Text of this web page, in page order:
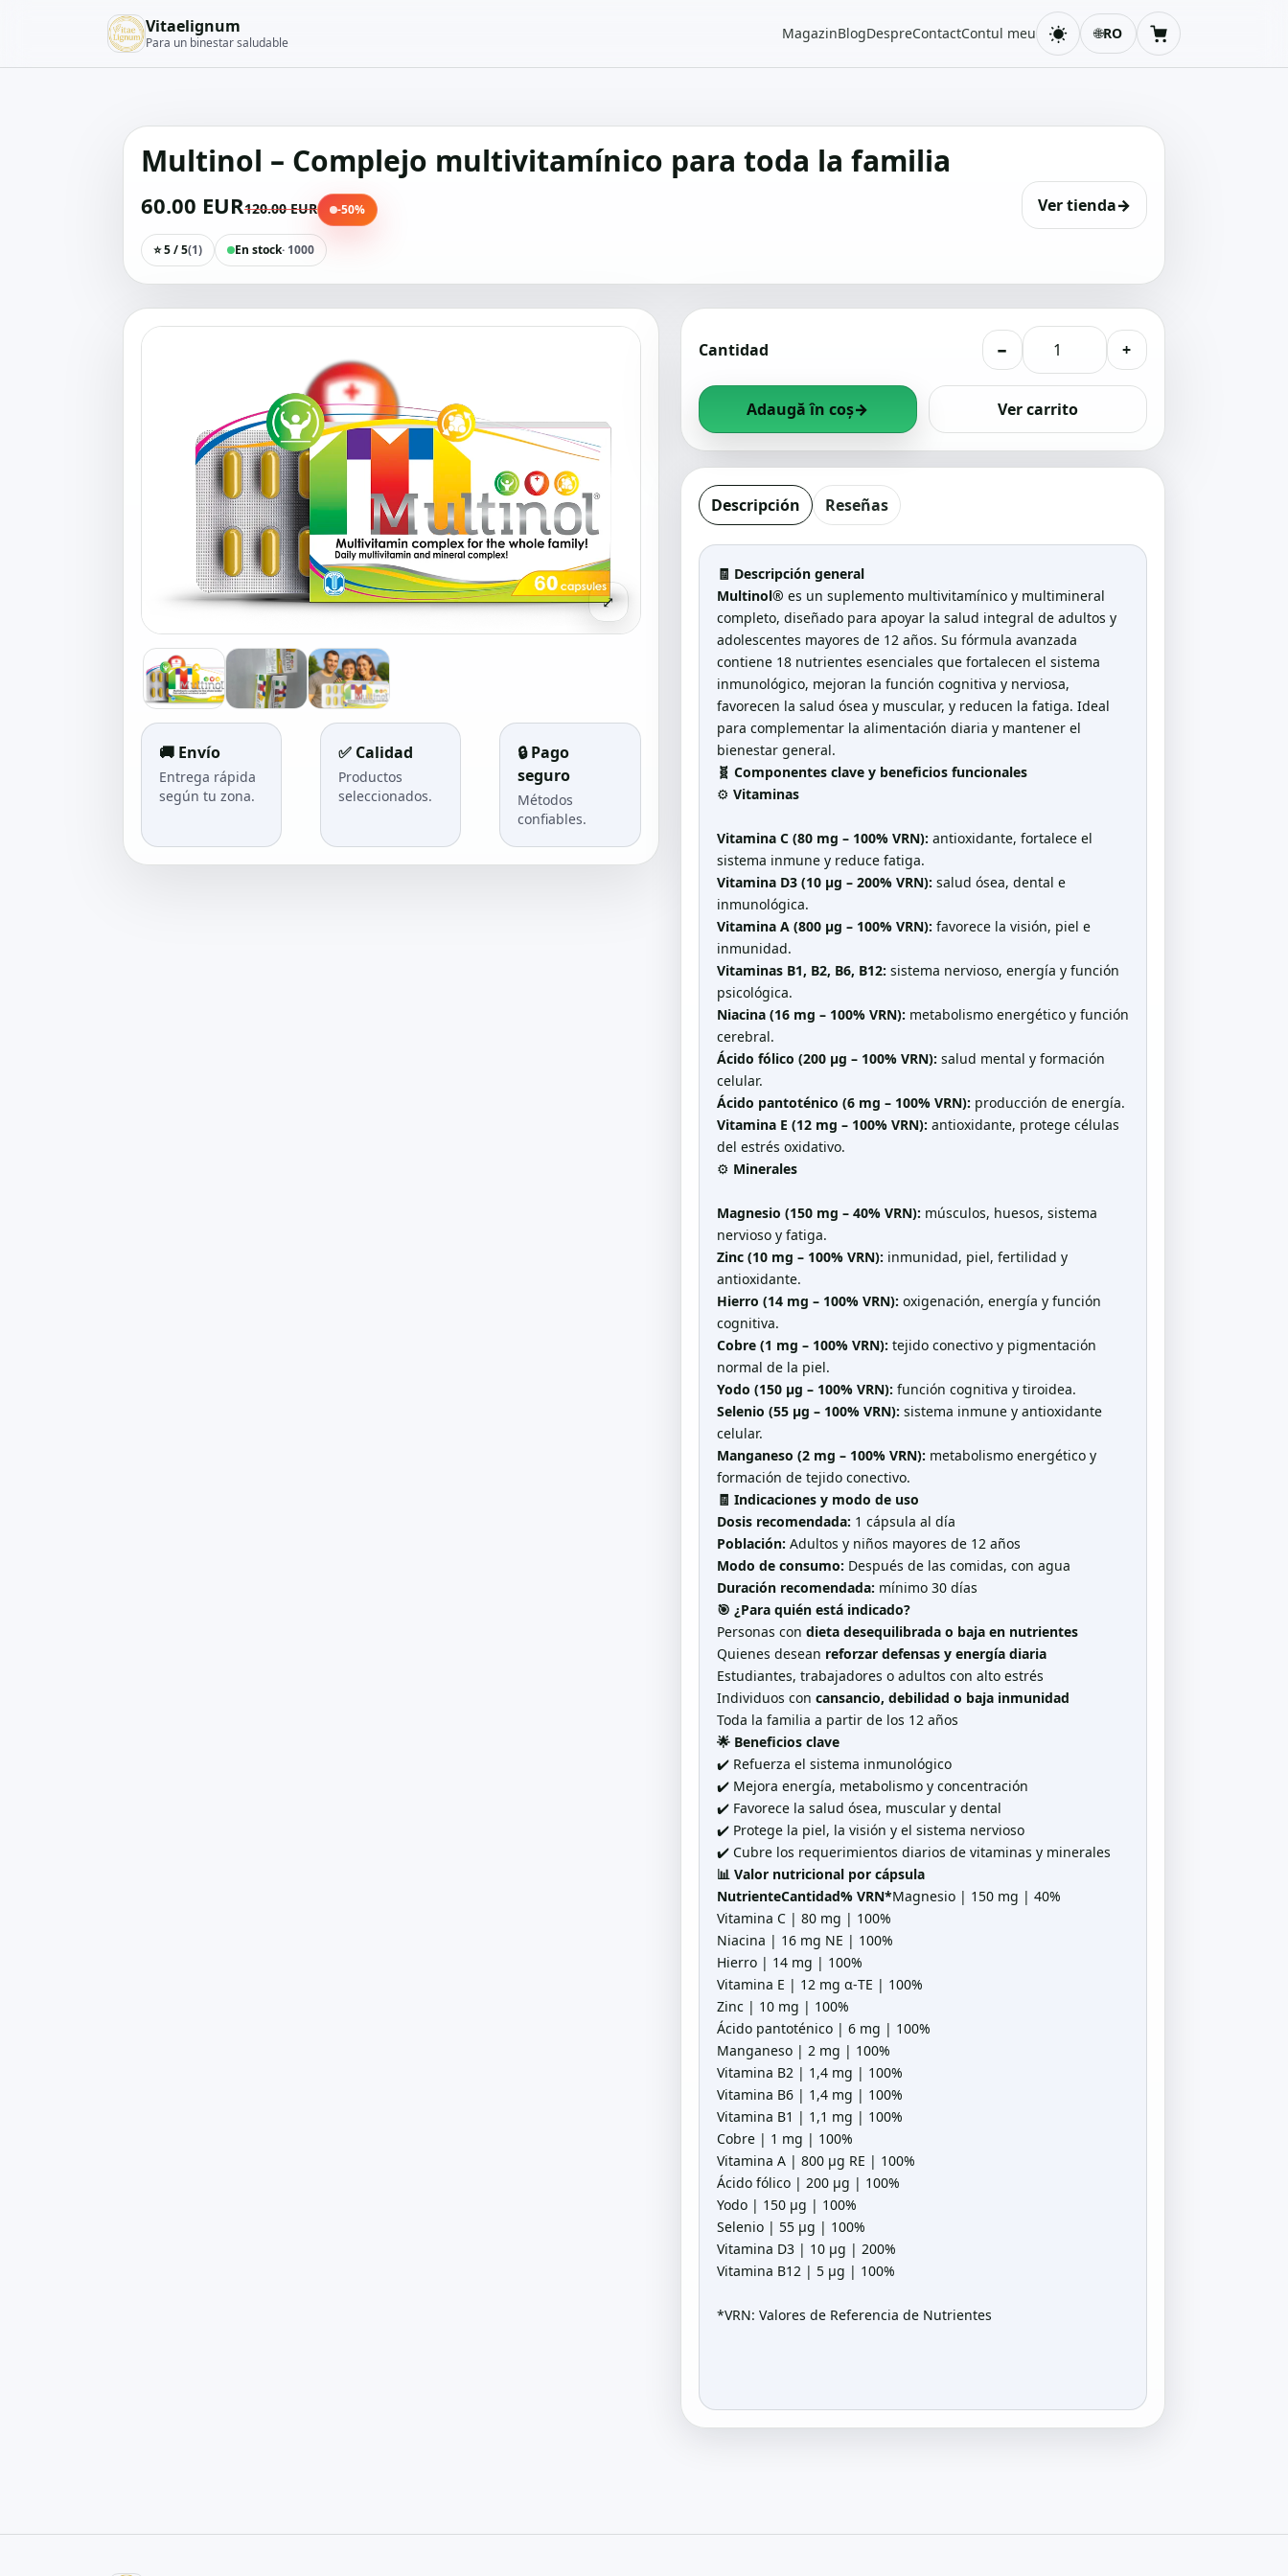
Vitaelignum
Para un binestar saludable
MagazinBlogDespreContactContul meu Schimbă tema
🌐RO Coș
Multinol – Complejo multivitamínico para toda la familia
60.00 EUR120.00 EUR -50%
⭐ 5 / 5(1) En stock· 1000
Ver tienda→
⤢
🚚 Envío
Entrega rápida
según tu zona.
✅ Calidad
Productos
seleccionados.
🔒 Pago
seguro
Métodos
confiables.
Cantidad − +
Adaugă în coș→ Ver carrito
Descripción Reseñas
🧾 Descripción general
Multinol® es un suplemento multivitamínico y multimineral
completo, diseñado para apoyar la salud integral de adultos y
adolescentes mayores de 12 años. Su fórmula avanzada
contiene 18 nutrientes esenciales que fortalecen el sistema
inmunológico, mejoran la función cognitiva y nerviosa,
favorecen la salud ósea y muscular, y reducen la fatiga. Ideal
para complementar la alimentación diaria y mantener el
bienestar general.
🧬 Componentes clave y beneficios funcionales
⚙️ Vitaminas
Vitamina C (80 mg – 100% VRN): antioxidante, fortalece el
sistema inmune y reduce fatiga.
Vitamina D3 (10 μg – 200% VRN): salud ósea, dental e
inmunológica.
Vitamina A (800 μg – 100% VRN): favorece la visión, piel e
inmunidad.
Vitaminas B1, B2, B6, B12: sistema nervioso, energía y función
psicológica.
Niacina (16 mg – 100% VRN): metabolismo energético y función
cerebral.
Ácido fólico (200 μg – 100% VRN): salud mental y formación
celular.
Ácido pantoténico (6 mg – 100% VRN): producción de energía.
Vitamina E (12 mg – 100% VRN): antioxidante, protege células
del estrés oxidativo.
⚙️ Minerales
Magnesio (150 mg – 40% VRN): músculos, huesos, sistema
nervioso y fatiga.
Zinc (10 mg – 100% VRN): inmunidad, piel, fertilidad y
antioxidante.
Hierro (14 mg – 100% VRN): oxigenación, energía y función
cognitiva.
Cobre (1 mg – 100% VRN): tejido conectivo y pigmentación
normal de la piel.
Yodo (150 μg – 100% VRN): función cognitiva y tiroidea.
Selenio (55 μg – 100% VRN): sistema inmune y antioxidante
celular.
Manganeso (2 mg – 100% VRN): metabolismo energético y
formación de tejido conectivo.
🧾 Indicaciones y modo de uso
Dosis recomendada: 1 cápsula al día
Población: Adultos y niños mayores de 12 años
Modo de consumo: Después de las comidas, con agua
Duración recomendada: mínimo 30 días
🎯 ¿Para quién está indicado?
Personas con dieta desequilibrada o baja en nutrientes
Quienes desean reforzar defensas y energía diaria
Estudiantes, trabajadores o adultos con alto estrés
Individuos con cansancio, debilidad o baja inmunidad
Toda la familia a partir de los 12 años
🌟 Beneficios clave
✔️ Refuerza el sistema inmunológico
✔️ Mejora energía, metabolismo y concentración
✔️ Favorece la salud ósea, muscular y dental
✔️ Protege la piel, la visión y el sistema nervioso
✔️ Cubre los requerimientos diarios de vitaminas y minerales
📊 Valor nutricional por cápsula
NutrienteCantidad% VRN*Magnesio | 150 mg | 40%
Vitamina C | 80 mg | 100%
Niacina | 16 mg NE | 100%
Hierro | 14 mg | 100%
Vitamina E | 12 mg α-TE | 100%
Zinc | 10 mg | 100%
Ácido pantoténico | 6 mg | 100%
Manganeso | 2 mg | 100%
Vitamina B2 | 1,4 mg | 100%
Vitamina B6 | 1,4 mg | 100%
Vitamina B1 | 1,1 mg | 100%
Cobre | 1 mg | 100%
Vitamina A | 800 μg RE | 100%
Ácido fólico | 200 μg | 100%
Yodo | 150 μg | 100%
Selenio | 55 μg | 100%
Vitamina D3 | 10 μg | 200%
Vitamina B12 | 5 μg | 100%
*VRN: Valores de Referencia de Nutrientes